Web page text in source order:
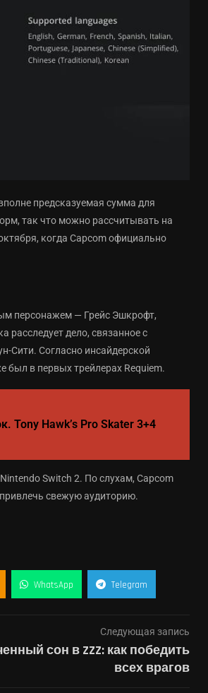
предсказуемая сумма для
так что можно рассчитывать на
когда Capcom официально
персонажем — Грейс Эшкрофт,
расследует дело, связанное с
Сити. Согласно инсайдерской
в первых трейлерах Requiem.
Tony Hawk’s Pro Skater 3+4
Switch 2. По слухам, Capcom
свежую аудиторию.
WhatsApp Telegram
Следующая запись
сон в ZZZ: как победить
всех врагов